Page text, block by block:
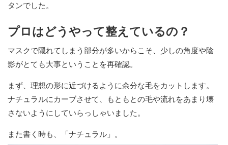
タンでした。
プロはどうやって整えているの？
マスクで隠れてしまう部分が多いからこそ、少しの角度や陰
影がとても大事ということを再確認。
まず、理想の形に近づけるように余分な毛をカットします。
ナチュラルにカーブさせて、もともとの毛や流れをあまり壊
さないようにしていらっしゃいました。
また書く時も、「ナチュラル」。